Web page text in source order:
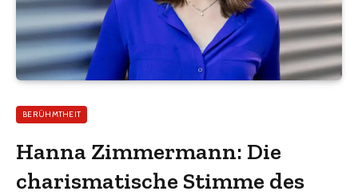
BERÜHMTHEIT
Hanna Zimmermann: Die
charismatische Stimme des